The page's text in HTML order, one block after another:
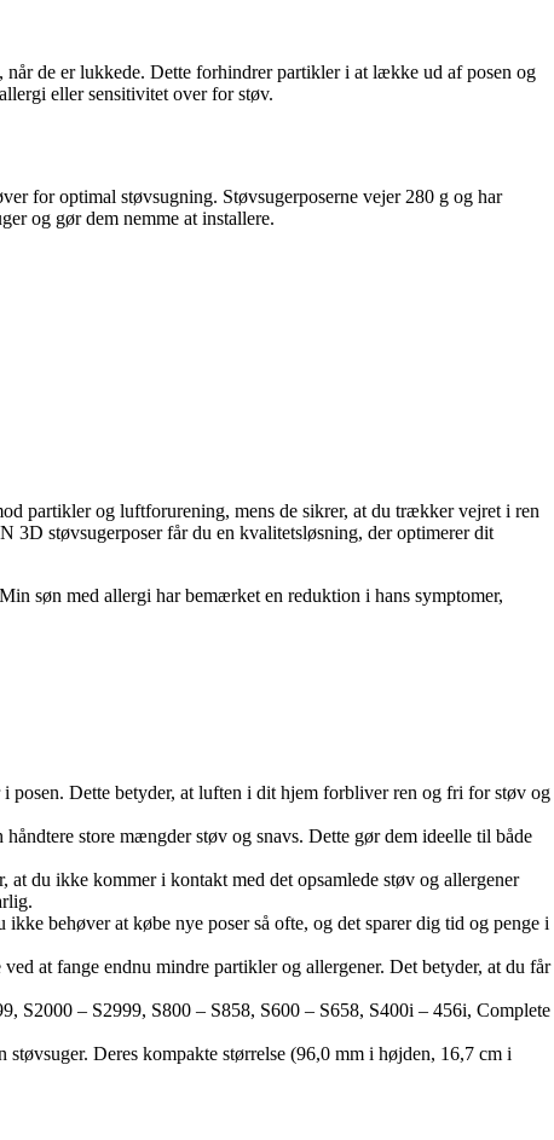
de er lukkede. Dette forhindrer partikler i at lække ud af posen og
eller sensitivitet over for støv.
for optimal støvsugning. Støvsugerposerne vejer 280 g og har
og gør dem nemme at installere.
partikler og luftforurening, mens de sikrer, at du trækker vejret i ren
3D støvsugerposer får du en kvalitetsløsning, der optimerer dit
søn med allergi har bemærket en reduktion i hans symptomer,
Dette betyder, at luften i dit hjem forbliver ren og fri for støv og
store mængder støv og snavs. Dette gør dem ideelle til både
at du ikke kommer i kontakt med det opsamlede støv og allergener
behøver at købe nye poser så ofte, og det sparer dig tid og penge i
at fange endnu mindre partikler og allergener. Det betyder, at du får
S2000 – S2999, S800 – S858, S600 – S658, S400i – 456i, Complete
Deres kompakte størrelse (96,0 mm i højden, 16,7 cm i